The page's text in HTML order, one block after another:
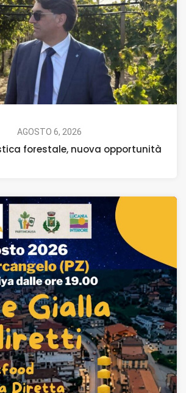
AGOSTO 6, 2026
forestale, nuova opportunità